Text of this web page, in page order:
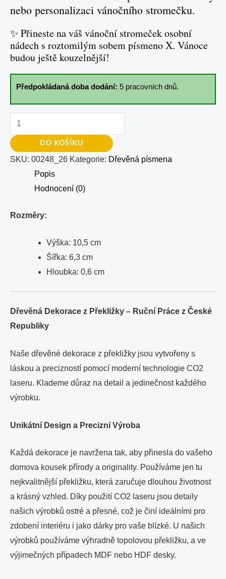
nebo personalizaci vánočního stromečku.
✨ Přineste na váš vánoční stromeček osobní
nádech s roztomilým sobem písmeno X. Vánoce
budou ještě kouzelnější!
Předpokládaná doba dodání: 5 pracovních dnů.
DO KOŠÍKU
SKU: 00248_26 Kategorie: Dřevěná písmena
Popis
Hodnocení (0)
Rozměry:
Výška: 10,5 cm
Šířka: 6,3 cm
Hloubka: 0,6 cm
Dřevěná Dekorace z Překližky – Ruční Práce z České
Republiky
Naše dřevěné dekorace z překližky jsou vytvořeny s
láskou a precizností pomocí moderní technologie CO2
laseru. Klademe důraz na detail a jedinečnost každého
výrobku.
Unikátní Design a Precizní Výroba
Každá dekorace je navržena tak, aby přinesla do vašeho
domova kousek přírody a originality. Používáme jen tu
nejkvalitnější překližku, která zaručuje dlouhou životnost
a krásný vzhled. Díky použití CO2 laseru jsou detaily
našich výrobků ostré a přesné, což je činí ideálními pro
zdobení interiéru i jako dárky pro vaše blízké. U našich
výrobků používáme výhradně topolovou překližku, a ve
výjimečných případech MDF nebo HDF desky.